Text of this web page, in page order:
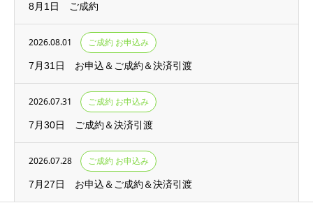
8月1日 ご成約
2026.08.01 ご成約 お申込み
7月31日 お申込＆ご成約＆決済引渡
2026.07.31 ご成約 お申込み
7月30日 ご成約＆決済引渡
2026.07.28 ご成約 お申込み
7月27日 お申込＆ご成約＆決済引渡